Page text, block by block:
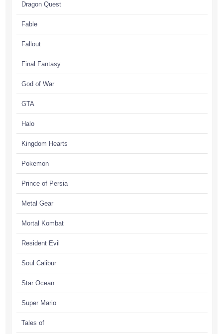
Dragon Quest
Fable
Fallout
Final Fantasy
God of War
GTA
Halo
Kingdom Hearts
Pokemon
Prince of Persia
Metal Gear
Mortal Kombat
Resident Evil
Soul Calibur
Star Ocean
Super Mario
Tales of